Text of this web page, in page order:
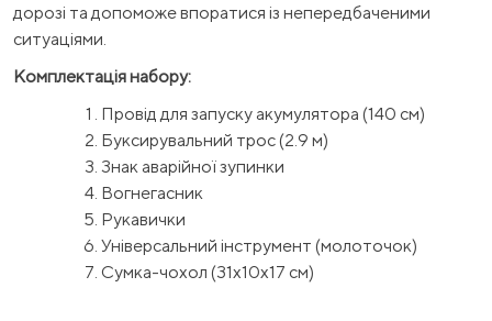
дорозі та допоможе впоратися із непередбаченими
ситуаціями.
Комплектація набору:
Провід для запуску акумулятора (140 см)
Буксирувальний трос (2.9 м)
Знак аварійної зупинки
Вогнегасник
Рукавички
Універсальний інструмент (молоточок)
Сумка-чохол (31х10х17 см)